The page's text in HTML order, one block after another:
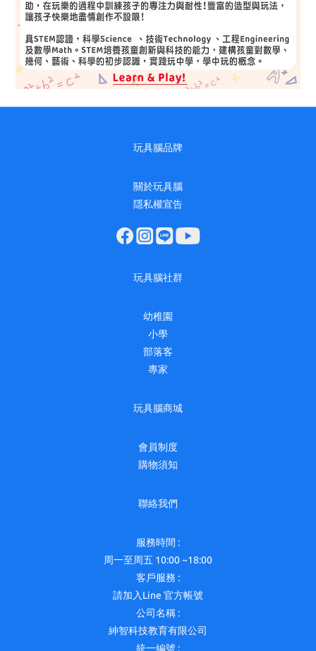
玩具腦品牌
關於玩具腦
隱私權宣告
玩具腦社群
幼稚園
小學
部落客
專家
玩具腦商城
會員制度
購物須知
聯絡我們
服務時間 :
周一至周五 10:00 ~18:00
客戶服務 :
請加入Line 官方帳號
公司名稱 :
紳智科技教育有限公司
統一編號 :